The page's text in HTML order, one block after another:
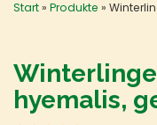
Start» Produkte »
hyemalis,